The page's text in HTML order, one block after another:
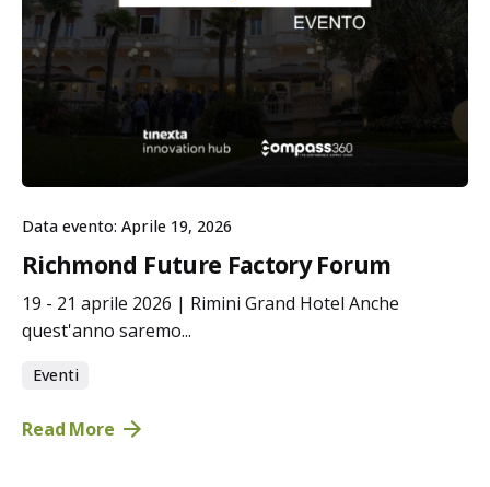
Data evento: Aprile 19, 2026
Richmond Future Factory Forum
19 - 21 aprile 2026 | Rimini Grand Hotel Anche
quest'anno saremo...
Eventi
Read More